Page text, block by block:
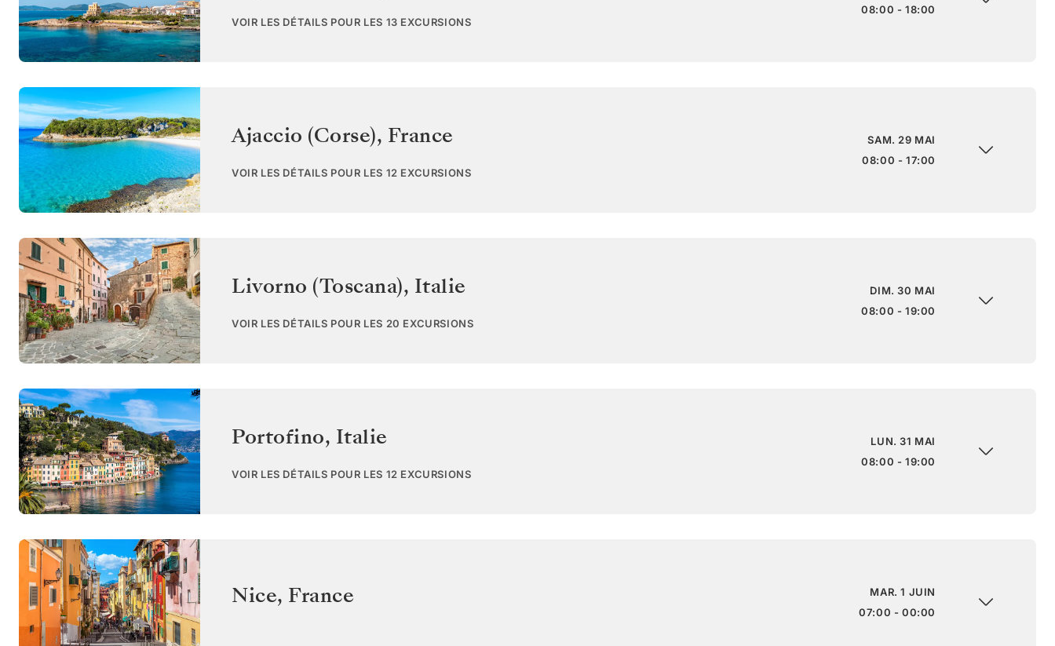
VOIR LES DÉTAILS POUR LES 13 EXCURSIONS
08:00 - 18:00
Ajaccio (Corse), France
VOIR LES DÉTAILS POUR LES 12 EXCURSIONS
SAM. 29 MAI
08:00 - 17:00
Livorno (Toscana), Italie
VOIR LES DÉTAILS POUR LES 20 EXCURSIONS
DIM. 30 MAI
08:00 - 19:00
Portofino, Italie
VOIR LES DÉTAILS POUR LES 12 EXCURSIONS
LUN. 31 MAI
08:00 - 19:00
Nice, France
MAR. 1 JUIN
07:00 - 00:00